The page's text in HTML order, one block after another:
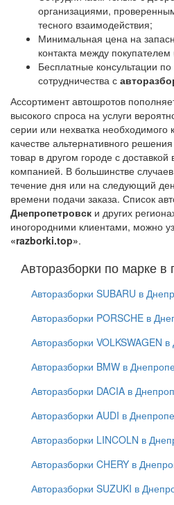
организациями,
тесного взаимодействия;
Минимальная цена на
контакта между
Бесплатные консультации
сотрудничества с
Ассортимент автошротов
высокого спроса на услуги
серии или нехватка необходимого
качестве альтернативного
товар в другом городе с
компанией. В большинстве
течение дня или на следующий
времени подачи заказа. Список
Днепропетровск и других
иногородними клиентами, можно
«razborki.top».
Авторазборки по марке в
Авторазборки SUBARU в
Авторазборки PORSCHE в
Авторазборки VOLKSWAGEN
Авторазборки BMW в
Авторазборки DACIA в
Авторазборки AUDI в
Авторазборки LINCOLN в
Авторазборки CHERY в
Авторазборки SUZUKI в